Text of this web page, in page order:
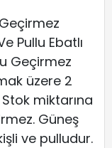
Pullu Ebatlı
Geçirmez
üzere 2
miktarına
Güneş
ve pulludur.